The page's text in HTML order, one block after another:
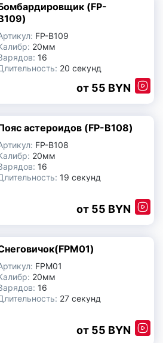
(FP-
FP-B109
20мм
16
20 секунд
55 BYN
астероидов (FP-B108)
FP-B108
20мм
16
19 секунд
55 BYN
FPM01
20мм
16
27 секунд
55 BYN
свечи | Базуки